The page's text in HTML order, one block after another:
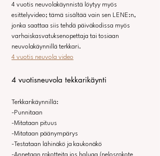
4 vuotis neuvolakäynnistä löytyy myös
esittelyvideo; tämä sisältää vain sen LENE:n,
jonka saattaa siis tehdä päiväkodissa myös
varhaiskasvatuksenopettaja tai tosiaan
neuvolakäynnillä terkkari.
4 vuotis neuvola video
4 vuotisneuvola tekkarikäynti
Terkkarikäynnillä:
-Punnitaan
-Mitataan pituus
-Mitataan päänympärys
-Testataan lähinäkö ja kaukonäkö